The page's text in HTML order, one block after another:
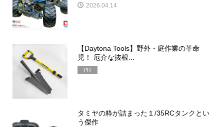
2026.04.14
【Daytona Tools】野外・庭作業の革命
児！ 厄介な抜根...
PR
タミヤの粋が詰まった１/35RCタンクとい
う傑作